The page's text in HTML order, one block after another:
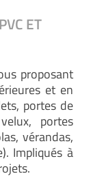
ET
proposant
et en
portes de
portes
vérandas,
Impliqués à